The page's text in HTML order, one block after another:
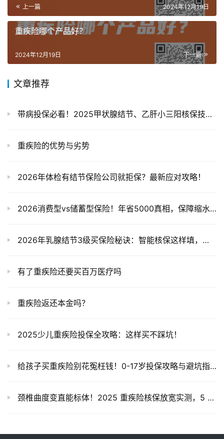
上一篇 2024年12月19日
重疾险哪个产品好？
下一篇
2024年12月19日
文章推荐
带病投保必看！2025甲状腺结节、乙肝小三阳核保技巧，三步过审拿保障
重疾险的优势与劣势
2026年体检有结节保险公司就拒保？最新应对攻略！
2026消费型vs储蓄型保险！年省5000真相，保障缩水是误区？
2026年乳腺结节3级买保险秘诀：智能核保这样填，避开除外承保！
有了重疾险还要买百万医疗吗
重疾险返还本金吗？
2025少儿重疾险投保全攻略：这样买不踩坑！
给孩子买重疾险别花冤枉钱！0-17岁投保攻略与避坑指南
颈椎曲度变直能标体！2025 重疾险核保放宽实测，5 款热门产品不用加费除外